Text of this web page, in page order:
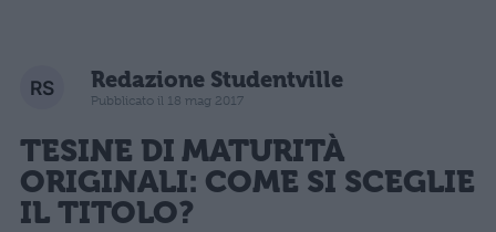
Redazione Studentville
Pubblicato il 18 mag 2017
TESINE DI MATURITÀ
ORIGINALI: COME SI SCEGLIE
IL TITOLO?